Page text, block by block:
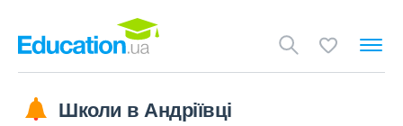
Школи в Андріївці